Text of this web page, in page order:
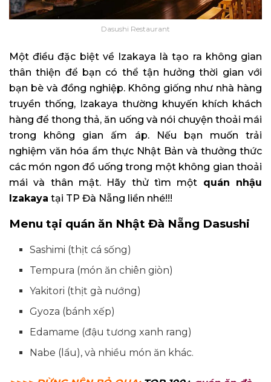
Dasushi Restaurant
Một điều đặc biệt về Izakaya là tạo ra không gian
thân thiện để bạn có thể tận hưởng thời gian với
bạn bè và đồng nghiệp. Không giống như nhà hàng
truyền thống, Izakaya thường khuyến khích khách
hàng để thong thả, ăn uống và nói chuyện thoải mái
trong không gian ấm áp. Nếu bạn muốn trải
nghiệm văn hóa ẩm thực Nhật Bản và thưởng thức
các món ngon đồ uống trong một không gian thoải
mái và thân mật. Hãy thử tìm một quán nhậu
Izakaya tại TP Đà Nẵng liền nhé!!!
Menu tại quán ăn Nhật Đà Nẵng Dasushi
Sashimi (thịt cá sống)
Tempura (món ăn chiên giòn)
Yakitori (thịt gà nướng)
Gyoza (bánh xếp)
Edamame (đậu tương xanh rang)
Nabe (lẩu), và nhiều món ăn khác.